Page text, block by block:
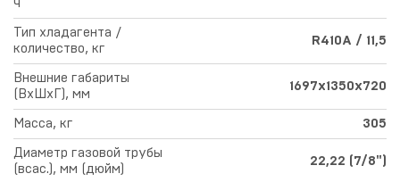
ч
Тип хладагента /
количество, кг
R410A / 11,5
Внешние габариты
(ВхШхГ), мм
1697х1350х720
Масса, кг 305
Диаметр газовой трубы
(всас.), мм (дюйм)
22,22 (7/8")